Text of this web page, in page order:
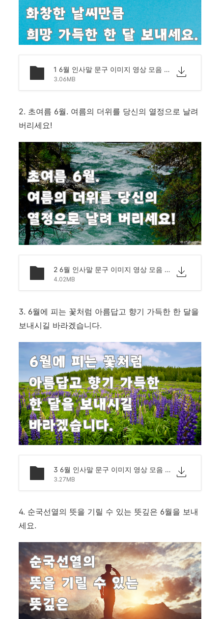
1 6월 인사말 문구 이미지 영상 모음 문자 안부.png
3.06MB
2. 초여름 6월. 여름의 더위를 당신의 열정으로 날려
버리세요!
2 6월 인사말 문구 이미지 영상 모음 문자 안부.png
4.02MB
3. 6월에 피는 꽃처럼 아름답고 향기 가득한 한 달을
보내시길 바라겠습니다.
3 6월 인사말 문구 이미지 영상 모음 문자 안부.png
3.27MB
4. 순국선열의 뜻을 기릴 수 있는 뜻깊은 6월을 보내
세요.